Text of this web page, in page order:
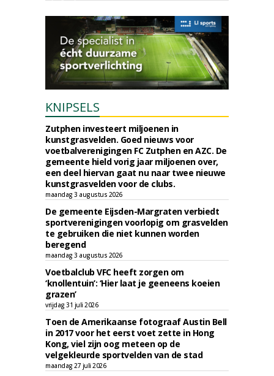
KNIPSELS
Zutphen investeert miljoenen in
kunstgrasvelden. Goed nieuws voor
voetbalverenigingen FC Zutphen en AZC. De
gemeente hield vorig jaar miljoenen over,
een deel hiervan gaat nu naar twee nieuwe
kunstgrasvelden voor de clubs.
maandag 3 augustus 2026
De gemeente Eijsden-Margraten verbiedt
sportverenigingen voorlopig om grasvelden
te gebruiken die niet kunnen worden
beregend
maandag 3 augustus 2026
Voetbalclub VFC heeft zorgen om
‘knollentuin’: ‘Hier laat je geeneens koeien
grazen’
vrijdag 31 juli 2026
Toen de Amerikaanse fotograaf Austin Bell
in 2017 voor het eerst voet zette in Hong
Kong, viel zijn oog meteen op de
velgekleurde sportvelden van de stad
maandag 27 juli 2026